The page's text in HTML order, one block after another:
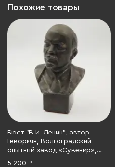
Похожие товары
Бюст "В.И. Ленин", автор
Геворкян, Волгоградский
опытный завод «Сувенир»,
металл, крашение, СССР, 1960-
5 200 ₽